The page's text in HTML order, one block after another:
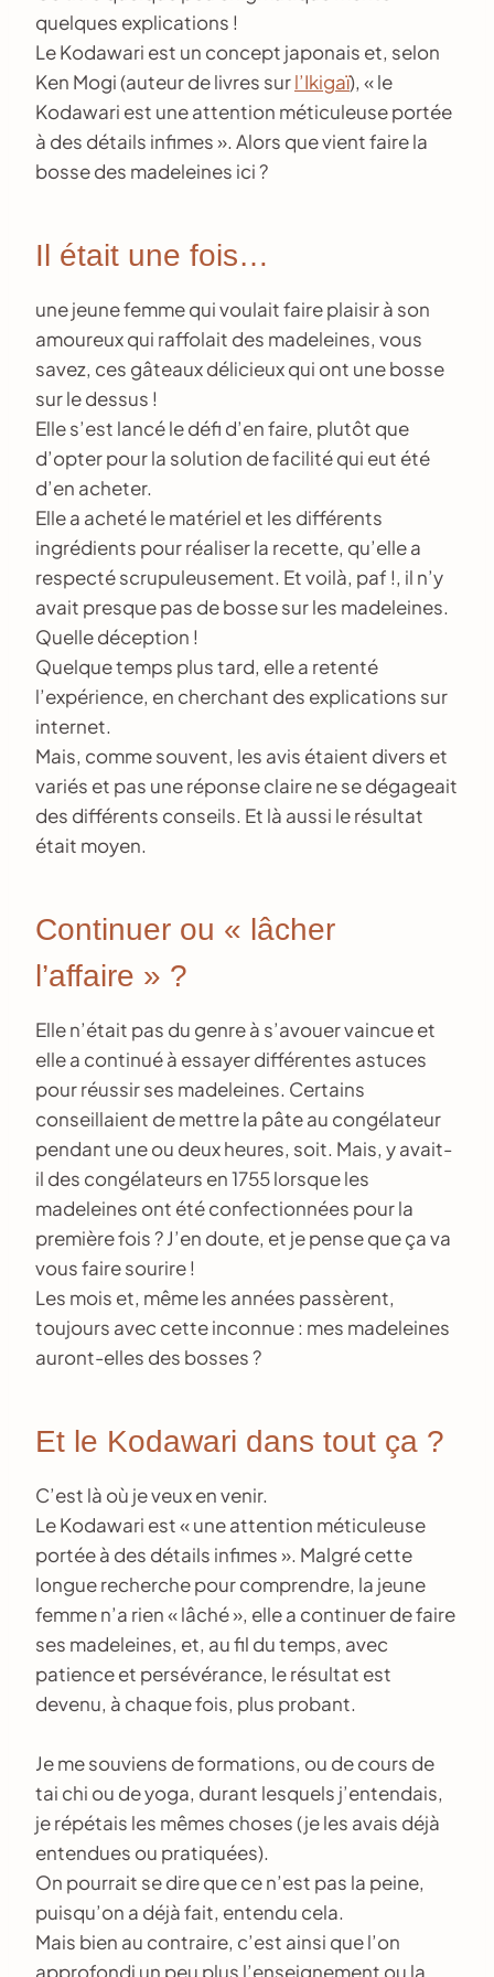
quelques explications !
Le Kodawari est un concept japonais et, selon
Ken Mogi (auteur de livres surl’Ikigaï), « le
Kodawari est une attention méticuleuse portée
à des détails infimes ». Alors que vient faire la
bosse des madeleines ici ?
Il était une fois…
une jeune femme qui voulait faire plaisir à son
amoureux qui raffolait des madeleines, vous
savez, ces gâteaux délicieux qui ont une bosse
sur le dessus !
Elle s’est lancé le défi d’en faire, plutôt que
d’opter pour la solution de facilité qui eut été
d’en acheter.
Elle a acheté le matériel et les différents
ingrédients pour réaliser la recette, qu’elle a
respecté scrupuleusement. Et voilà, paf !, il n’y
avait presque pas de bosse sur les madeleines.
Quelle déception !
Quelque temps plus tard, elle a retenté
l’expérience, en cherchant des explications sur
internet.
Mais, comme souvent, les avis étaient divers et
variés et pas une réponse claire ne se dégageait
des différents conseils. Et là aussi le résultat
était moyen.
Continuer ou « lâcher
l’affaire » ?
Elle n’était pas du genre à s’avouer vaincue et
elle a continué à essayer différentes astuces
pour réussir ses madeleines. Certains
conseillaient de mettre la pâte au congélateur
pendant une ou deux heures, soit. Mais, y avait-
il des congélateurs en 1755 lorsque les
madeleines ont été confectionnées pour la
première fois ? J’en doute, et je pense que ça va
vous faire sourire !
Les mois et, même les années passèrent,
toujours avec cette inconnue : mes madeleines
auront-elles des bosses ?
Et le Kodawari dans tout ça ?
C’est là où je veux en venir.
Le Kodawari est « une attention méticuleuse
portée à des détails infimes ». Malgré cette
longue recherche pour comprendre, la jeune
femme n’a rien « lâché », elle a continuer de faire
ses madeleines, et, au fil du temps, avec
patience et persévérance, le résultat est
devenu, à chaque fois, plus probant.
Je me souviens de formations, ou de cours de
tai chi ou de yoga, durant lesquels j’entendais,
je répétais les mêmes choses (je les avais déjà
entendues ou pratiquées).
On pourrait se dire que ce n’est pas la peine,
puisqu’on a déjà fait, entendu cela.
Mais bien au contraire, c’est ainsi que l’on
approfondi un peu plus l’enseignement ou la